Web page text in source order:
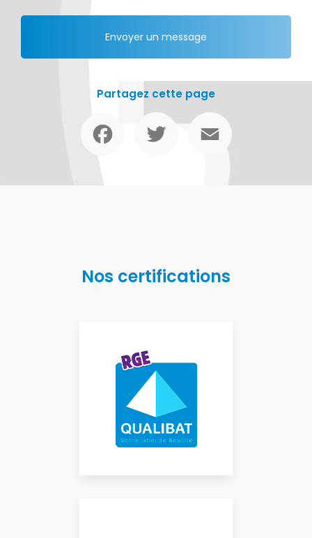
Envoyer un message
Partagez cette page
Facebook Twitter
Nos certifications